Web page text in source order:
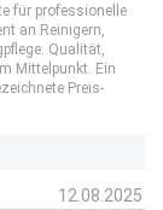
für professionelle
an Reinigern,
Qualität,
Mittelpunkt. Ein
Preis-
12.08.2025